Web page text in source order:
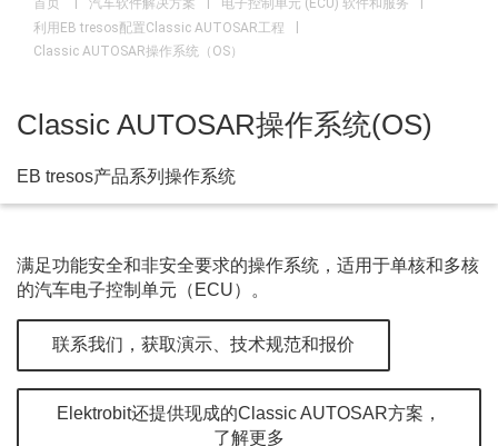
利用EB tresos配置Classic AUTOSAR工程
Classic AUTOSAR操作系统（OS）
Classic AUTOSAR操作系统(OS)
EB tresos产品系列操作系统
满足功能安全和非安全要求的操作系统，适用于单核和多核
的汽车电子控制单元（ECU）。
联系我们，获取演示、技术规范和报价
Elektrobit还提供现成的Classic AUTOSAR方案，
了解更多